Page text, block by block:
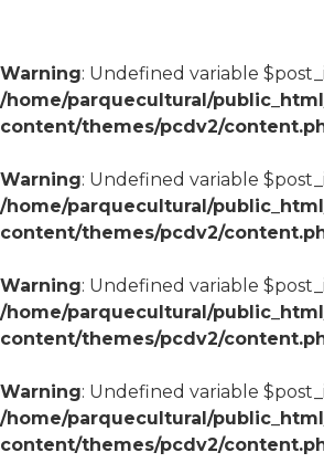
Warning: Undefined variable
/home/parquecultural/
content/themes/pcdv2/
Warning: Undefined variable
/home/parquecultural/
content/themes/pcdv2/
Warning: Undefined variable
/home/parquecultural/
content/themes/pcdv2/
Warning: Undefined variable
/home/parquecultural/
content/themes/pcdv2/